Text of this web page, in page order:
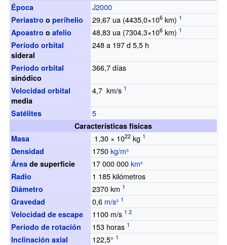
Época
J2000
Periastro operihelio 29,67 ua (4435,0×106 km)
Apoastro oafelio 48,83 ua (7304,3×106 km)
Período orbital
sideral
248a 197d5,5 h
Período orbital
sinódico
366,7 días
Velocidad orbital
media
4,7 km/s
Satélites 5
Características físicas
Masa
1,30 × 1022 kg
Densidad 1750kg/m³
Área de superficie 17 000 000km²
Radio 1 185 kilómetros
Diámetro 2370km
Gravedad 0,6 m/s²
Velocidad de escape 1100 m/s
Periodo de rotación 153 horas
Inclinación axial 122,5°